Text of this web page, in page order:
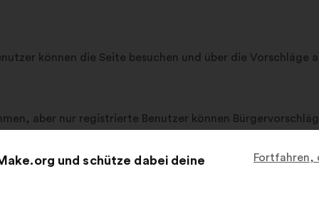
können die Seite besuchen und über die Vorschläge
aber nur registrierte Benutzer können
registrieren, indem sie das zu diesem Zweck
machen. Eine unvollständige Anmeldung wird nicht
ausdrücklich als ”registrierte Benutzer” bezeichnet.
Fortfahren,
und schütze dabei deine